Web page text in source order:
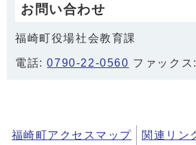
お問い合わせ
福崎町役場社会教育課
電話:0790-22-0560 ファック
福崎町アクセスマップ 関連リン